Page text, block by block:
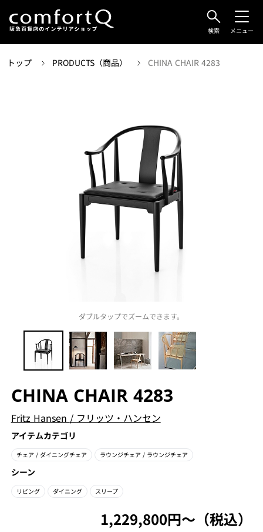
検索 メニュー
トップ PRODUCTS（商品） CHINA CHAIR 4283
ダブルタップでズームできます。
CHINA CHAIR 4283
Fritz Hansen / フリッツ・ハンセン
アイテムカテゴリ
チェア / ダイニングチェア ラウンジチェア / ラウンジチェア
シーン
リビング ダイニング スリープ
1,229,800円〜（税込）